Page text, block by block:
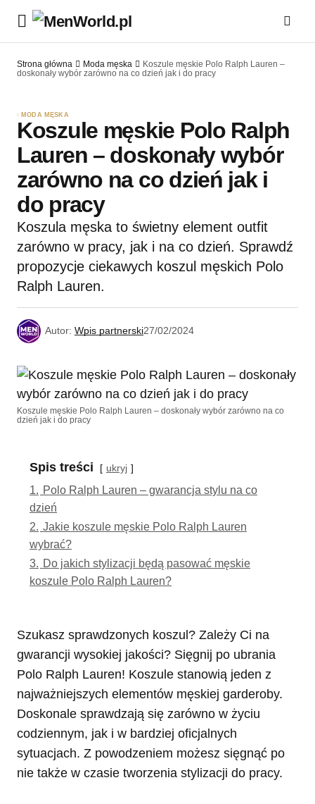
Strona główna Moda męska
Koszule męskie Polo Ralph Lauren –
doskonały wybór zarówno na co dzień jak i do pracy
MODA MĘSKA
Koszule męskie Polo Ralph
Lauren – doskonały wybór
zarówno na co dzień jak i
do pracy
Koszula męska to świetny element outfit
zarówno w pracy, jak i na co dzień. Sprawdź
propozycje ciekawych koszul męskich Polo
Ralph Lauren.
Autor: Wpis partnerski27/02/2024
Koszule męskie Polo Ralph Lauren – doskonały wybór zarówno na co
dzień jak i do pracy
Spis treści ukryj
1. Polo Ralph Lauren – gwarancja stylu na co
dzień
2. Jakie koszule męskie Polo Ralph Lauren
wybrać?
3. Do jakich stylizacji będą pasować męskie
koszule Polo Ralph Lauren?
Szukasz sprawdzonych koszul? Zależy Ci na
gwarancji wysokiej jakości? Sięgnij po ubrania
Polo Ralph Lauren! Koszule stanowią jeden z
najważniejszych elementów męskiej garderoby.
Doskonale sprawdzają się zarówno w życiu
codziennym, jak i w bardziej oficjalnych
sytuacjach. Z powodzeniem możesz sięgnąć po
nie także w czasie tworzenia stylizacji do pracy.